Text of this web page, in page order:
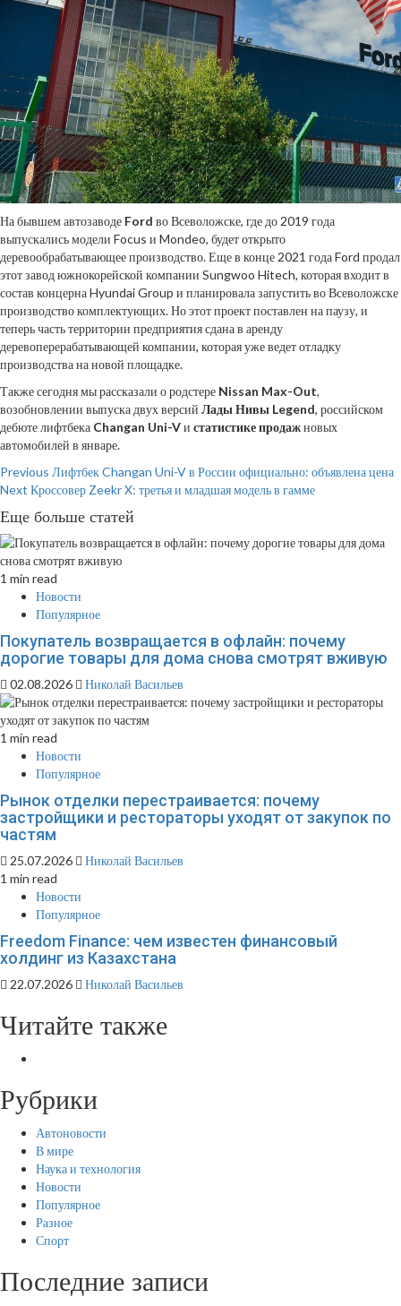
На бывшем автозаводе Ford во Всеволожске, где до 2019 года
выпускались модели Focus и Mondeo, будет открыто
деревообрабатывающее производство. Еще в конце 2021 года Ford продал
этот завод южнокорейской компании Sungwoo Hitech, которая входит в
состав концерна Hyundai Group и планировала запустить во Всеволожске
производство комплектующих. Но этот проект поставлен на паузу, и
теперь часть территории предприятия сдана в аренду
деревоперерабатывающей компании, которая уже ведет отладку
производства на новой площадке.
Также сегодня мы рассказали о родстере Nissan Max-Out,
возобновлении выпуска двух версий Лады Нивы Legend, российском
дебюте лифтбека Changan Uni-Vи статистике продажновых
автомобилей в январе.
Continue
Reading
Previous Лифтбек Changan Uni-V в России официально: объявлена цена
Next Кроссовер Zeekr X: третья и младшая модель в гамме
Еще больше статей
1 min read
Новости
Популярное
Покупатель возвращается в офлайн: почему
дорогие товары для дома снова смотрят вживую
02.08.2026 Николай Васильев
1 min read
Новости
Популярное
Рынок отделки перестраивается: почему
застройщики и рестораторы уходят от закупок по
частям
25.07.2026
Николай Васильев
1 min read
Новости
Популярное
Freedom Finance: чем известен финансовый
холдинг из Казахстана
22.07.2026 Николай Васильев
Читайте также
Рубрики
Автоновости
В мире
Наука и технология
Новости
Популярное
Разное
Спорт
Последние записи